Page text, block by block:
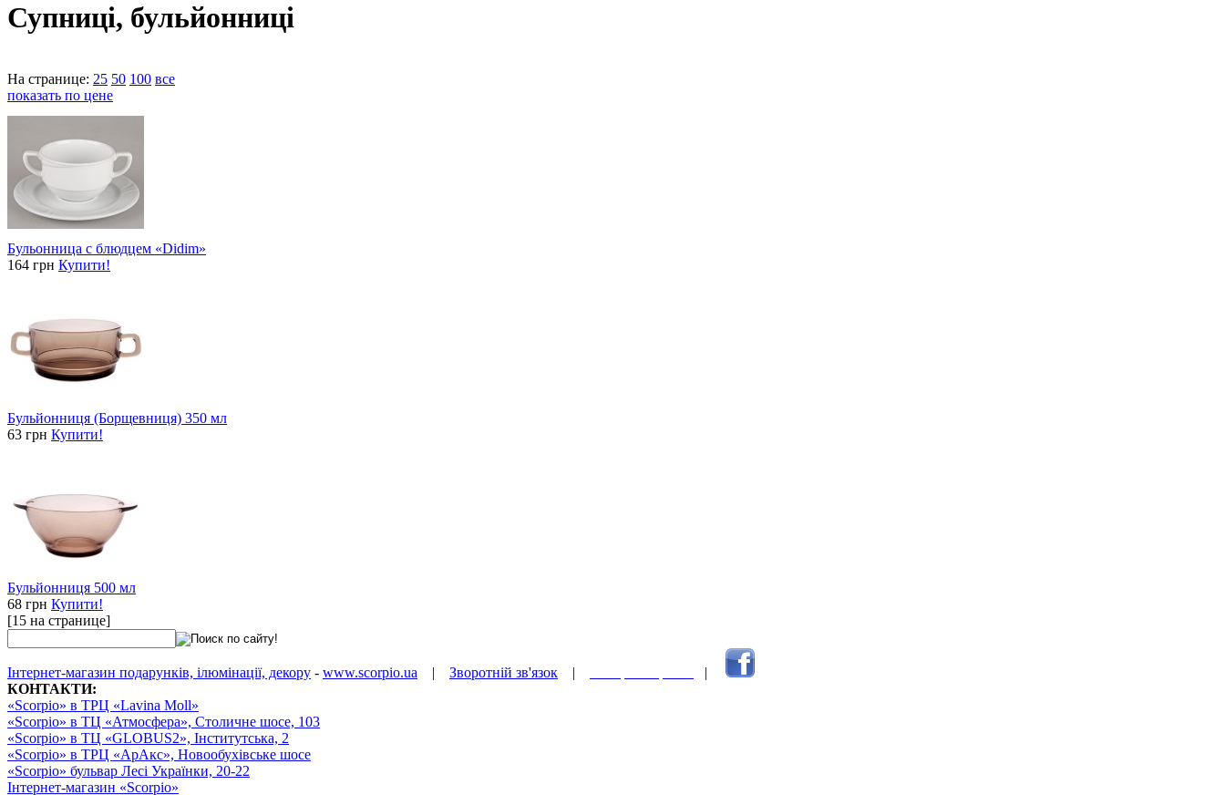
Супниці, бульйонниці
На странице: 25 50 100 все
показать по цене
Бульонница с блюдцем «Didim»
164 грн Купити!
Бульйонниця (Борщевниця) 350 мл
63 грн Купити!
Бульйонниця 500 мл
68 грн Купити!
[15 на странице]
Інтернет-магазин подарунків, ілюмінації, декору - www.scorpio.ua | Зворотній зв'язок |
|
КОНТАКТИ:
«Scorpio» в ТРЦ «Lavina Moll»
«Scorpio» в ТЦ «Атмосфера», Столичне шосе, 103
«Scorpio» в ТЦ «GLOBUS2», Інститутська, 2
«Scorpio» в ТРЦ «АрАкс», Новообухівське шосе
«Scorpio» бульвар Лесі Українки, 20-22
Інтернет-магазин «Scorpio»